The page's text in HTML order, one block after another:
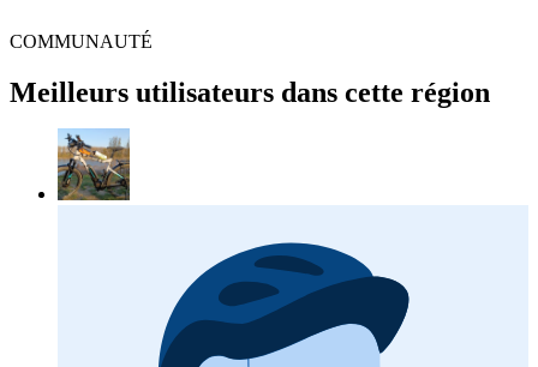
COMMUNAUTÉ
Meilleurs utilisateurs dans cette région